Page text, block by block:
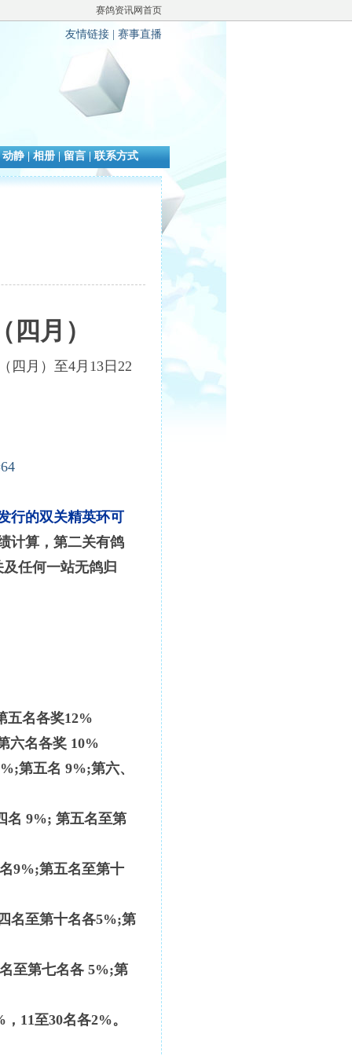
赛鸽资讯网首页
友情链接 赛事直播
动静|相册|留言|联系方式
月）
四月）至4月13日22
行的双关精英环可
计算，第二关有鸽
任何一站无鸽归
五名各奖12%
六名各奖 10%
第五名 9%;第六、
名 9%; 第五名至第
9%;第五名至第十
名至第十名各5%;第
至第七名各 5%;第
11至30名各2%。